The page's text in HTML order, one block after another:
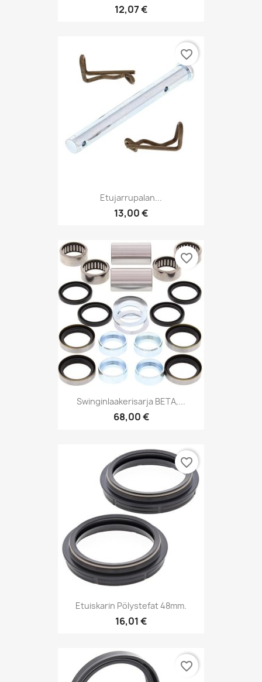
12,07 €
Etujarrupalan...
13,00 €
favorite_border
Swinginlaakerisarja BETA,...
68,00 €
favorite_border
Etuiskarin Pölystefat 48mm.
16,01 €
favorite_border
favorite_border